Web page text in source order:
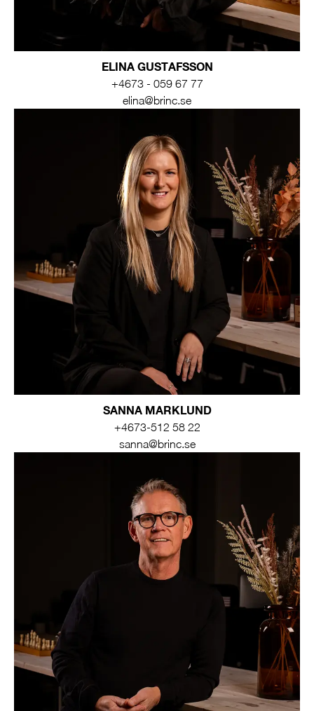
ELINA GUSTAFSSON
+4673 - 059 67 77
elina@brinc.se
SANNA MARKLUND
+4673-512 58 22
sanna@brinc.se